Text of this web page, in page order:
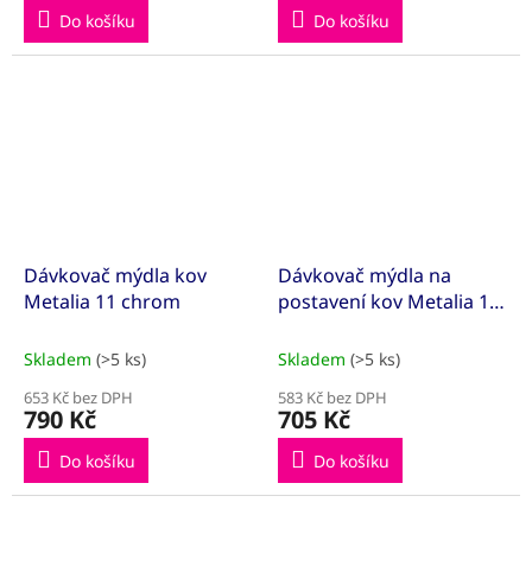
Do košíku Do košíku
Dávkovač mýdla kov
Metalia 11 chrom
Skladem (>5 ks)
653 Kč bez DPH
790 Kč
Do košíku
Dávkovač mýdla na
postavení kov Metalia 1
Skladem (>5 ks)
583 Kč bez DPH
705 Kč
Do košíku